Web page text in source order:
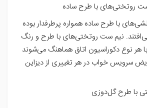
ست روتختی‌های با طرح ساده
با طرح ساده همواره پرطرفدار بوده
نیم ست روتختی‌های با طرح و رنگ
هر نوع دکوراسیون اتاق هماهنگ می‌شوند
سرویس خواب در هر تغییری از دیزاین
با طرح گل‌دوزی